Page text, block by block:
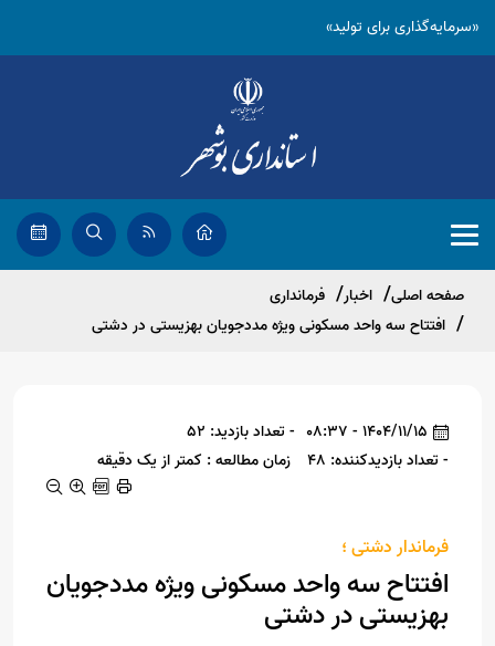
«سرمایه‌گذاری برای تولید»
صفحه اصلی اخبار
فرمانداری
افتتاح سه واحد مسکونی ویژه مددجویان بهزیستی در دشتی
1404/11/15 - 08:37
- تعداد بازدید: 52
- تعداد بازدیدکننده: 48
زمان مطالعه : کمتر از یک دقیقه
فرماندار دشتی ؛
افتتاح سه واحد مسکونی ویژه مددجویان
بهزیستی در دشتی